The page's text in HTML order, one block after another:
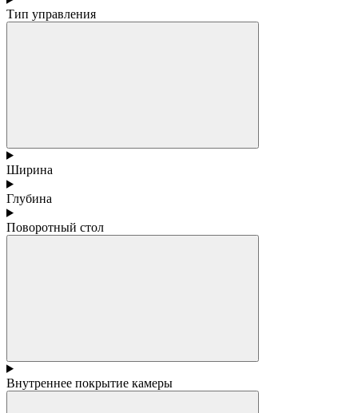
Тип управления
Ширина
Глубина
Поворотный стол
Внутреннее покрытие камеры